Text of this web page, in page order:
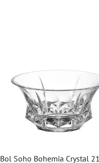
Bol Soho Bohemia Crystal